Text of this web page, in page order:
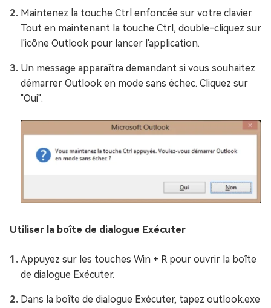
Maintenez la touche Ctrl enfoncée sur votre clavier.
Tout en maintenant la touche Ctrl, double-cliquez sur
l'icône Outlook pour lancer l'application.
Un message apparaîtra demandant si vous souhaitez
démarrer Outlook en mode sans échec. Cliquez sur
"Oui".
Utiliser la boîte de dialogue Exécuter
Appuyez sur les touches Win + R pour ouvrir la boîte
de dialogue Exécuter.
Dans la boîte de dialogue Exécuter, tapez outlook.exe